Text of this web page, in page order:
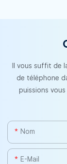
Il vous suffit de
de téléphone
puissions
Nom
E-Mail